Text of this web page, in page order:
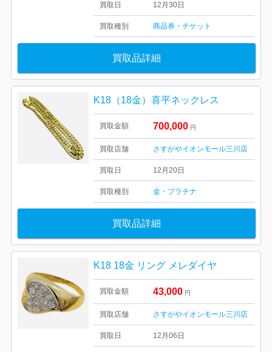
買取日 12月30日
買取種別 商品券・チケット
買取品詳細
K18（18金）喜平ネックレス
買取金額 700,000 円
買取店舗 さすがやイオンモール三川店
買取日 12月20日
買取種別 金・プラチナ
買取品詳細
K18 18金 リング メレダイヤ
買取金額 43,000 円
買取店舗 さすがやイオンモール三川店
買取日 12月06日